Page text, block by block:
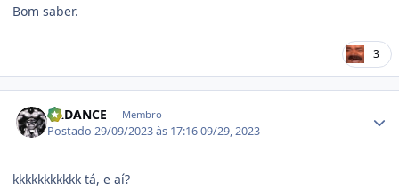
Bom saber.
3
BADANCE Membro
Postado29/09/2023 às 17:1609/29, 2023
kkkkkkkkkkk tá, e aí?